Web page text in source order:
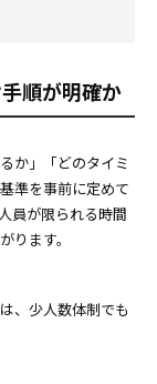
順が明確か
か」「どのタイミ
準を事前に定めて
員が限られる時間
ります。
、少人数体制でも